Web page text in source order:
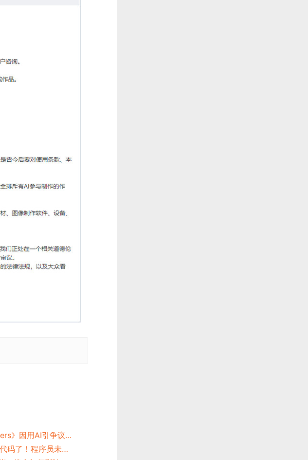
搜撤巨作《Arc Raiders》因用AI引争议，开发商CEO、Epic老板强力反驳！
震惊，AI已能写游戏代码了！程序员未来会失业么？